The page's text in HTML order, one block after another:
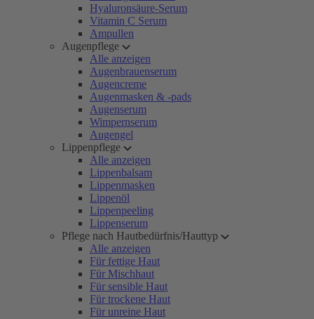
Hyaluronsäure-Serum
Vitamin C Serum
Ampullen
Augenpflege
Alle anzeigen
Augenbrauenserum
Augencreme
Augenmasken & -pads
Augenserum
Wimpernserum
Augengel
Lippenpflege
Alle anzeigen
Lippenbalsam
Lippenmasken
Lippenöl
Lippenpeeling
Lippenserum
Pflege nach Hautbedürfnis/Hauttyp
Alle anzeigen
Für fettige Haut
Für Mischhaut
Für sensible Haut
Für trockene Haut
Für unreine Haut